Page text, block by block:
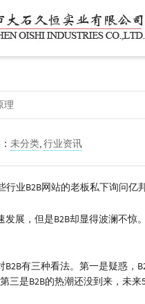
衬衫尺码中号价格
理
未分类,行业资讯
行业B2B网站的老板私下询问亿
发展，但是B2B却显得波澜不
有三种看法。第一是疑惑，
三是B2B的热潮还没到来，未来